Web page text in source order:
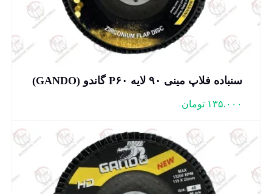
سنباده فلاپ مینی ۹۰ لایه P۶۰ گاندو (GANDO)
۱۳۵.۰۰۰ تومان